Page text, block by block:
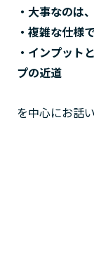
・大事なのは
・複雑な仕様
・インプット
プの近道
を中心にお話